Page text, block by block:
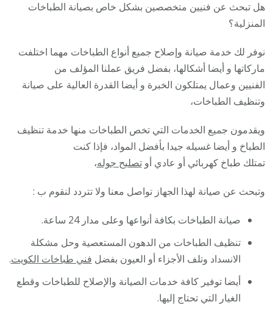
هل تبحث عن فنيين متخصصين بشكل خاص بصيانة الطباخات
المنزلية؟
نوفر لك خدمة صيانة وإصلاح جميع أنواع الطباخات مهما اختلفت
ماركاتها و أيضا أشكالها، بفضل فريق عملنا المؤلف من
الفنيين وعمال يمتلكون الخبرة و أيضا القدرة العالية على صيانة
وتنظيف الطباخات،
ويقدمون جميع الخدمات التي تخص الطباخات منها خدمة تنظيف
الطباخ و أيضا غسيله جيدا بأفضل المواد، فإذا كنت
تمتلك طباخ كهربائي أو عادي أوتصليح جوله،
وتبحث عن صيانة لهذا الجهاز تواصل معنا ولا تتردد لنقوم ب :
صيانة الطباخات بكافة أنواعها وعلى مدار 24 ساعة.
تنظيف الطباخات من الدهون المستعصية وحل مشكلة
الانسداد وتلف الأجزاء أو العيون بفضل فني طباخات الكويت.
أيضا توفير كافة خدمات الصيانة والإصلاح للطباخات وقطع
الغيار التي تحتاج إليها.